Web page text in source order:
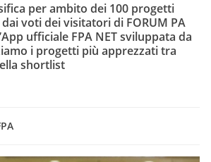
per ambito dei 100 progetti
voti dei visitatori di FORUM PA
ufficiale FPA NET sviluppata da
i progetti più apprezzati tra
shortlist